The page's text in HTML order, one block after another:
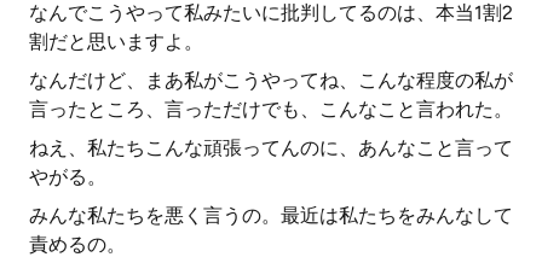
なんでこうやって私みたいに批判してるのは、本当1割2
割だと思いますよ。
なんだけど、まあ私がこうやってね、こんな程度の私が
言ったところ、言っただけでも、こんなこと言われた。
ねえ、私たちこんな頑張ってんのに、あんなこと言って
やがる。
みんな私たちを悪く言うの。最近は私たちをみんなして
責めるの。